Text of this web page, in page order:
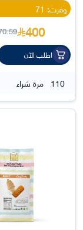
وفرت: 71
400
اطلب الآن
110 مرة شراء